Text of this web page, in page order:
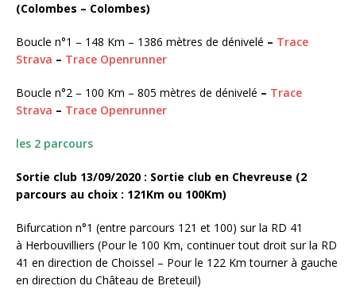
(Colombes – Colombes)
Boucle n°1 – 148 Km – 1386 mètres de dénivelé – Trace
Strava – Trace Openrunner
Boucle n°2 – 100 Km – 805 mètres de dénivelé – Trace
Strava – Trace Openrunner
les 2 parcours
Sortie club 13/09/2020 : Sortie club en Chevreuse (2
parcours au choix : 121Km ou 100Km)
Bifurcation n°1 (entre parcours 121 et 100) sur la RD 41
à Herbouvilliers (Pour le 100 Km, continuer tout droit sur la RD
41 en direction de Choissel – Pour le 122 Km tourner à gauche
en direction du Château de Breteuil)